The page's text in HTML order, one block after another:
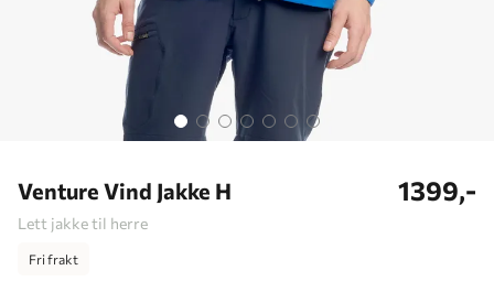
Venture Vind Jakke H
Lett jakke til herre
1399,-
Fri frakt